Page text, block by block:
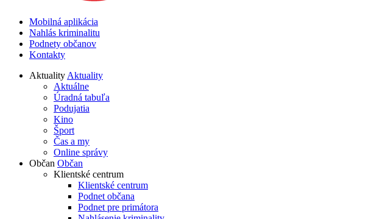
Mobilná aplikácia
Nahlás kriminalitu
Podnety občanov
Kontakty
AktualityAktuality
Aktuálne
Úradná tabuľa
Podujatia
Kino
Šport
Čas a my
Online správy
Občan Občan
Klientské centrum
Klientské centrum
Podnet občana
Podnet pre primátora